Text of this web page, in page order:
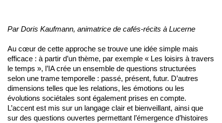
Par Doris Kaufmann, animatrice de cafés-récits à Lucerne
Au cœur de cette approche se trouve une idée simple mais
efficace : à partir d’un thème, par exemple « Les loisirs à travers
le temps », l’IA crée un ensemble de questions structurées
selon une trame temporelle : passé, présent, futur. D’autres
dimensions telles que les relations, les émotions ou les
évolutions sociétales sont également prises en compte.
L’accent est mis sur un langage clair et bienveillant, ainsi que
sur des questions ouvertes permettant l’émergence d’histoires